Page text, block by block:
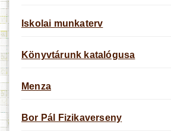
Iskolai munkaterv
Könyvtárunk katalógusa
Menza
Bor Pál Fizikaverseny